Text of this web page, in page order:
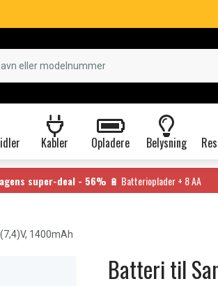
Kabler Opladere Belysning
super-deal - 56% 🔋 Batterioplader + 8 AA
1400mAh
Batteri til